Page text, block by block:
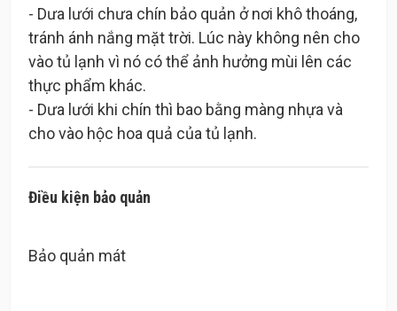
- Dưa lưới chưa chín bảo quản ở nơi khô thoáng,
tránh ánh nắng mặt trời. Lúc này không nên cho
vào tủ lạnh vì nó có thể ảnh hưởng mùi lên các
thực phẩm khác.
- Dưa lưới khi chín thì bao bằng màng nhựa và
Điều kiện bảo quản